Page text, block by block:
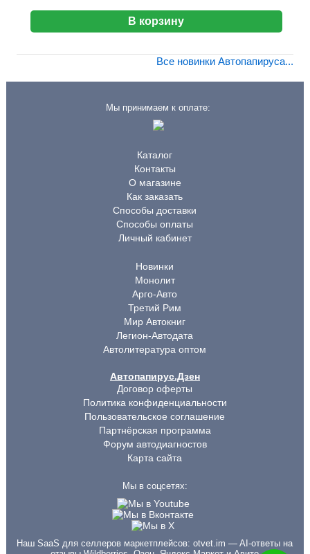
В корзину
Все новинки Автопапируса...
Мы принимаем к оплате:
Каталог
Контакты
О магазине
Как заказать
Способы доставки
Способы оплаты
Личный кабинет
Новинки
Монолит
Арго-Авто
Третий Рим
Мир Автокниг
Легион-Автодата
Автолитература оптом
Автопапирус.Дзен
Договор оферты
Политика конфиденциальности
Пользовательское соглашение
Партнёрская программа
Форум автодиагностов
Карта сайта
Мы в соцсетях:
Наш SaaS для селлеров маркетплейсов:otvet.im — AI-ответы на